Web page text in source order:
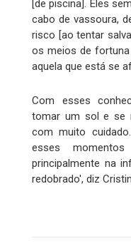
[de piscina]. Eles
cabo de vassoura,
risco [ao tentar
os meios de
aquela que está se
Com esses
tomar um sol e se
com muito
esses
principalmente na
redobrado', diz